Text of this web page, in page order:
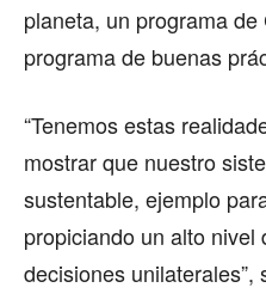
planeta, un programa
programa de buenas
“Tenemos estas
mostrar que nuestro
sustentable, ejemplo
propiciando un alto
decisiones unilaterales”,